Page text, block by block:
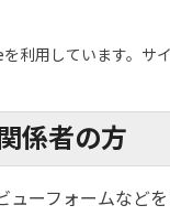
したUC患者に
利用しています。サ
係者の方
ーフォームなどを